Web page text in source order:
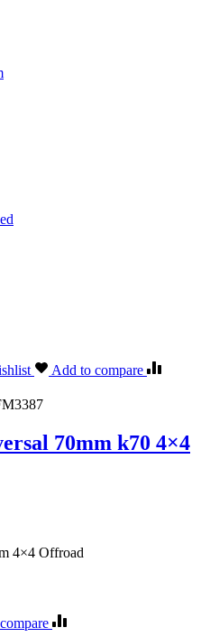
Add to compare
70mm k70 4×4
4×4 Offroad